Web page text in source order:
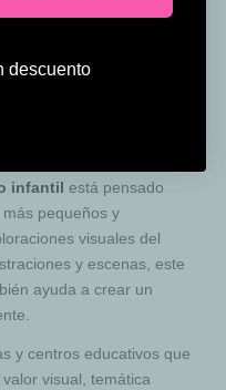
en un elemento
ambientes
vida.
educativo
infantil está pensado
pequeños y
visuales del
y escenas, este
ayuda a crear un
y centros educativos que
visual, temática
descuento